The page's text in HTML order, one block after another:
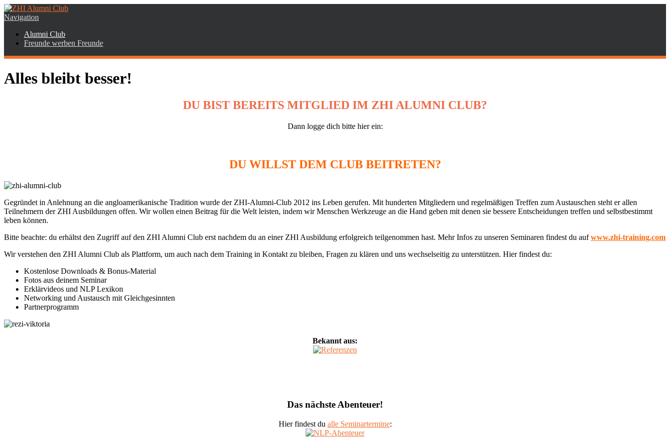
Navigation
Alumni Club
Freunde werben Freunde
Alles bleibt besser!
DU BIST BEREITS MITGLIED IM ZHI ALUMNI CLUB?
Dann logge dich bitte hier ein:
DU WILLST DEM CLUB BEITRETEN?
Gegründet in Anlehnung an die angloamerikanische Tradition wurde der ZHI-Alumni-Club 2012 ins Leben gerufen. Mit hunderten Mitgliedern und regelmäßigen Treffen zum Austauschen steht er allen
Teilnehmern der ZHI Ausbildungen offen. Wir wollen einen Beitrag für die Welt leisten, indem wir Menschen Werkzeuge an die Hand geben mit denen sie bessere Entscheidungen treffen und selbstbestimmt
leben können.
Bitte beachte: du erhältst den Zugriff auf den ZHI Alumni Club erst nachdem du an einer ZHI Ausbildung erfolgreich teilgenommen hast. Mehr Infos zu unseren Seminaren findest du aufwww.zhi-training.com
Wir verstehen den ZHI Alumni Club als Plattform, um auch nach dem Training in Kontakt zu bleiben, Fragen zu klären und uns wechselseitig zu unterstützen. Hier findest du:
Kostenlose Downloads & Bonus-Material
Fotos aus deinem Seminar
Erklärvideos und NLP Lexikon
Networking und Austausch mit Gleichgesinnten
Partnerprogramm
Bekannt aus:
Das nächste Abenteuer!
Hier findest du alle Seminartermine: